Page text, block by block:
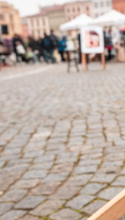
Praktické
Kam vyrazit